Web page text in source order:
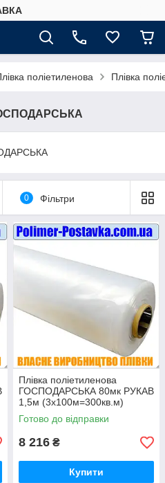
поліетиленова Плівка
0 Фільтри
Плівка поліетиленова
ГОСПОДАРСЬКА 80мк РУКАВ
1,5м (3х100м=300кв.м)
Готово до відправки
8 216 ₴
Купити